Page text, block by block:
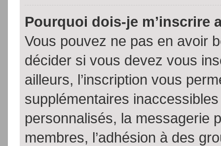
Pourquoi dois-je m’inscrire
Vous pouvez ne pas en avoir
décider si vous devez vous
ailleurs, l’inscription vous
supplémentaires
personnalisés, la messagerie
membres, l’adhésion à des